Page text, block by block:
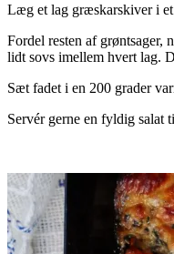
Læg et lag græskarskiver i
Fordel resten af grøntsager,
lidt sovs imellem hvert lag.
Sæt fadet i en 200 grader
Servér gerne en fyldig salat